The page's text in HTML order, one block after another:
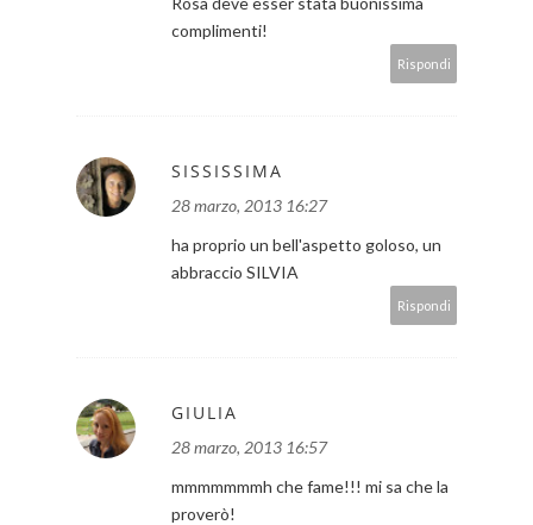
complimenti!
Rispondi
SISSISSIMA
28 marzo, 2013 16:27
ha proprio un bell'aspetto goloso, un
abbraccio SILVIA
Rispondi
GIULIA
28 marzo, 2013 16:57
mmmmmmmh che fame!!! mi sa che la
proverò!